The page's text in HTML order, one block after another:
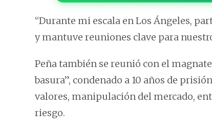
“Durante mi escala en Los Ángeles,
y mantuve reuniones clave para
Peña también se reunió con el
basura”, condenado a 10 años de
valores, manipulación del mercado,
riesgo.